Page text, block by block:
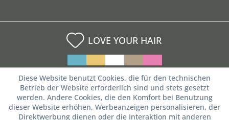
LOVE YOUR HAIR
Diese Website benutzt Cookies, die für den technischen
Betrieb der Website erforderlich sind und stets gesetzt
werden. Andere Cookies, die den Komfort bei Benutzung
dieser Website erhöhen, Werbeanzeigen personalisieren, der
Direktwerbung dienen oder die Interaktion mit anderen